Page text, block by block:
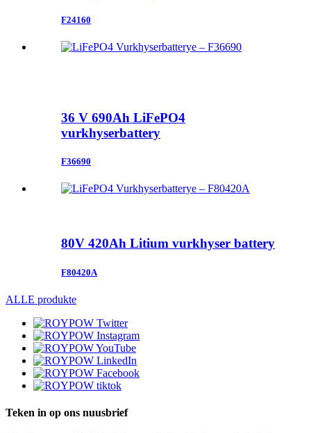
F24160
36 V 690Ah LiFePO4
vurkhyserbattery
F36690
80V 420Ah Litium vurkhyser battery
F80420A
ALLE produkte
Teken in op ons nuusbrief